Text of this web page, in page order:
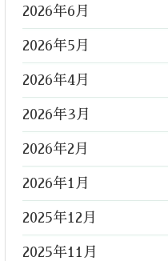
2026年6月
2026年5月
2026年4月
2026年3月
2026年2月
2026年1月
2025年12月
2025年11月